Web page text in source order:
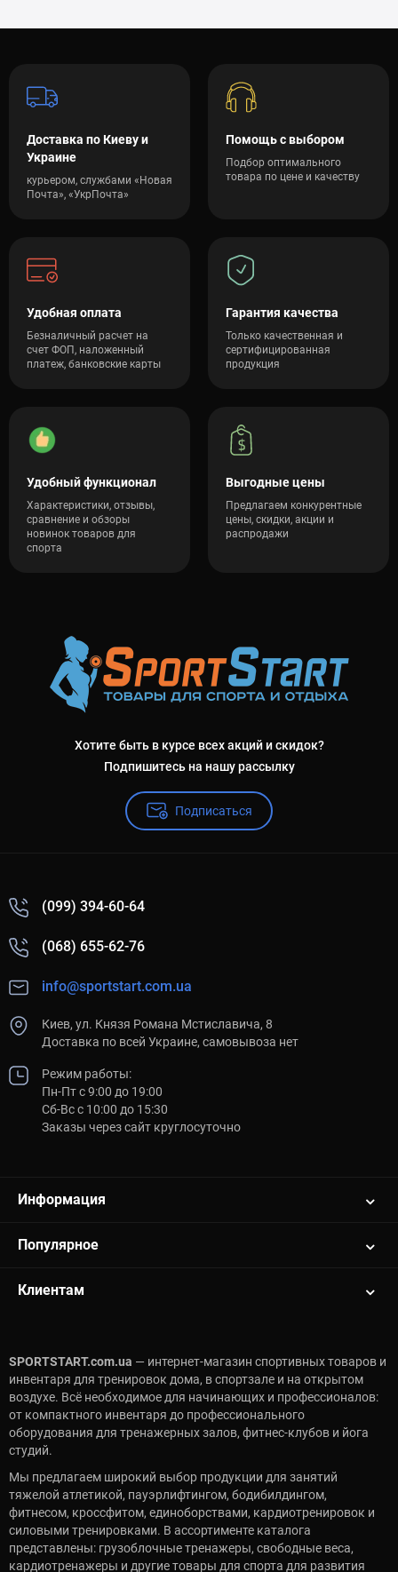
Доставка по Киеву и
Украине
курьером, службами «Новая
Почта», «УкрПочта»
Помощь с выбором
Подбор оптимального
товара по цене и качеству
Удобная оплата
Безналичный расчет на
счет ФОП, наложенный
платеж, банковские карты
Гарантия качества
Только качественная и
сертифицированная
продукция
Удобный функционал
Характеристики, отзывы,
сравнение и обзоры
новинок товаров для
спорта
Выгодные цены
Предлагаем конкурентные
цены, скидки, акции и
распродажи
Хотите быть в курсе всех акций и скидок?
Подпишитесь на нашу рассылку
Подписаться
(099) 394-60-64
(068) 655-62-76
info@sportstart.com.ua
Киев, ул. Князя Романа Мстиславича, 8
Доставка по всей Украине, самовывоза нет
Режим работы:
Пн-Пт с 9:00 до 19:00
Сб-Вс с 10:00 до 15:30
Заказы через сайт круглосуточно
Информация
Популярное
Клиентам
SPORTSTART.com.ua — интернет-магазин спортивных товаров и
инвентаря для тренировок дома, в спортзале и на открытом
воздухе. Всё необходимое для начинающих и профессионалов:
от компактного инвентаря до профессионального
оборудования для тренажерных залов, фитнес-клубов и йога
студий.
Мы предлагаем широкий выбор продукции для занятий
тяжелой атлетикой, пауэрлифтингом, бодибилдингом,
фитнесом, кроссфитом, единоборствами, кардиотренировок и
силовыми тренировками. В ассортименте каталога
представлены: грузоблочные тренажеры, свободные веса,
кардиотренажеры и другие товары для спорта для развития